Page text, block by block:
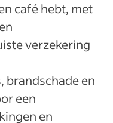
café hebt, met
verzekering
brandschade en
een
en